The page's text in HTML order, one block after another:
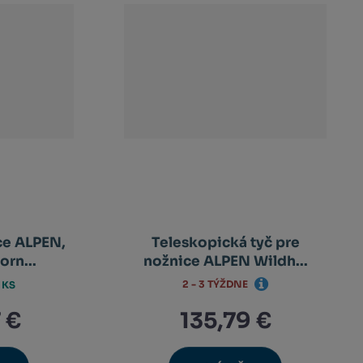
ALPEN,
€
Teleskopická tyč pre
nožnice ALPEN Wildh...
135,79 €
2 - 3 TÝŽDNE